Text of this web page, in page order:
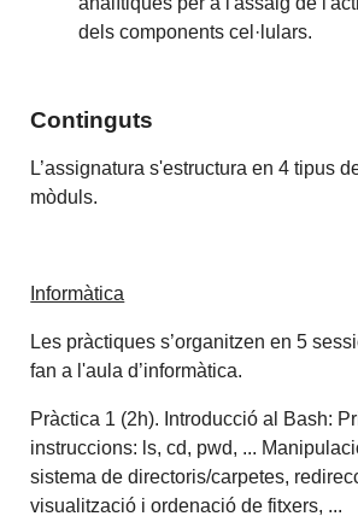
dels components cel·lulars.
Continguts
L’assignatura s'estructura en 4 tipus
mòduls.
Informàtica
Les pràctiques s’organitzen en 5
fan a l'aula d’informàtica.
Pràctica 1 (2h). Introducció al Bash:
instruccions: ls, cd, pwd, ...
sistema de directoris/carpetes,
visualització i ordenació de fitxers, ...